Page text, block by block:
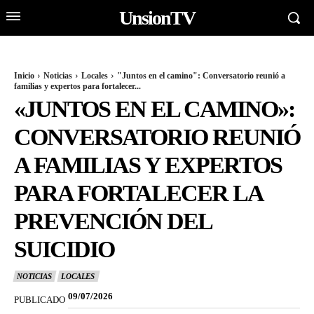
UnsionTV
Inicio Noticias Locales
"Juntos en el camino": Conversatorio reunió a
familias y expertos para fortalecer...
«JUNTOS EN EL CAMINO»:
CONVERSATORIO REUNIÓ
A FAMILIAS Y EXPERTOS
PARA FORTALECER LA
PREVENCIÓN DEL
SUICIDIO
NOTICIAS LOCALES
PUBLICADO 09/07/2026